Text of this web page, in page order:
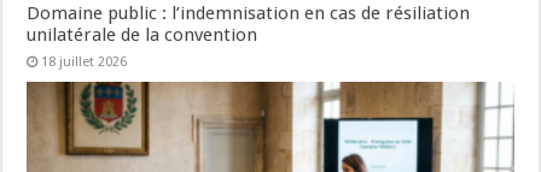
Domaine public : l’indemnisation en cas de résiliation
unilatérale de la convention
18 juillet 2026